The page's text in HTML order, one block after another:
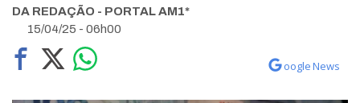
DA REDAÇÃO - PORTAL AM1*
15/04/25 - 06h00
oogle News